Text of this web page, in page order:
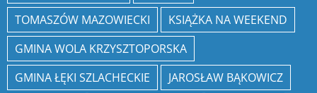
TOMASZÓW MAZOWIECKI
KSIĄŻKA NA WEEKEND
GMINA WOLA KRZYSZTOPORSKA
GMINA ŁĘKI SZLACHECKIE
JAROSŁAW BĄKOWICZ